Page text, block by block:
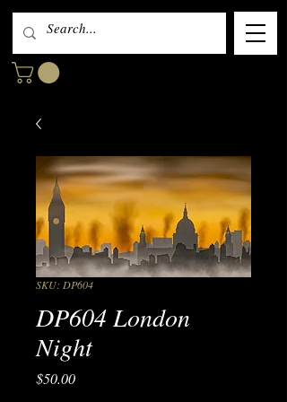
SKU: DP604
DP604 London
Night
$50.00Price